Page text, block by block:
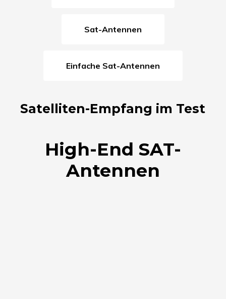
Sat-Antennen
Einfache Sat-Antennen
Satelliten-Empfang im Test
High-End SAT-
Antennen